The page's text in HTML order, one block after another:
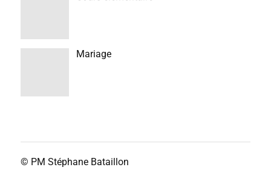
Mariage
© PM Stéphane Bataillon